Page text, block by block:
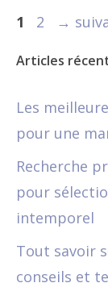
Page
1 Page
2 →
Articles
Les
pour une
Recherche
pour
intemporel
Tout savoir
conseils et